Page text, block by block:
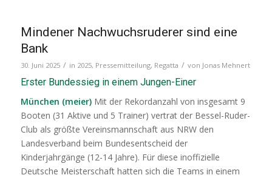
Mindener Nachwuchsruderer sind eine
Bank
30. Juni 2025 / in 2025, Pressemitteilung, Regatta / von Jonas Mehnert
Erster Bundessieg in einem Jungen-Einer
München (meier)Mit der Rekordanzahl von insgesamt 9
Booten (31 Aktive und 5 Trainer) vertrat der Bessel-Ruder-
Club als größte Vereinsmannschaft aus NRW den
Landesverband beim Bundesentscheid der
Kinderjahrgänge (12-14 Jahre). Für diese inoffizielle
Deutsche Meisterschaft hatten sich die Teams in einem